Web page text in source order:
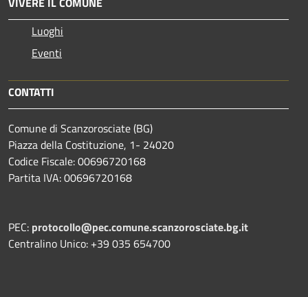
Luoghi
Eventi
CONTATTI
Comune di Scanzorosciate (BG)
Piazza della Costituzione, 1- 24020
Codice Fiscale: 00696720168
Partita IVA: 00696720168
PEC: protocollo@pec.comune.scanzorosciate.bg.it
Centralino Unico: +39 035 654700